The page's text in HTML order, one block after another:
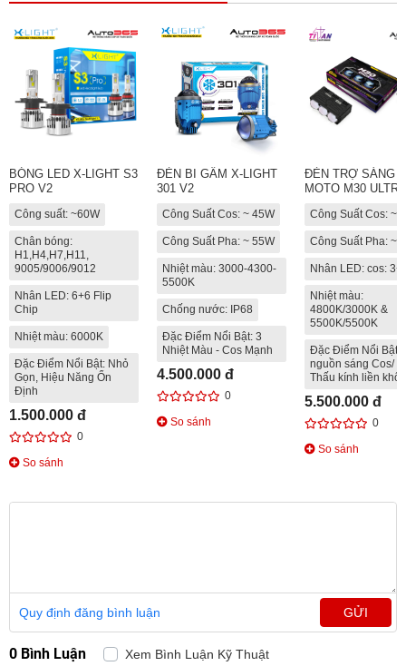
BÓNG LED X-LIGHT S3
PRO V2
Công suất: ~60W
Chân bóng:
H1,H4,H7,H11,
9005/9006/9012
Nhân LED: 6+6 Flip
Chip
Nhiệt màu: 6000K
Đặc Điểm Nổi Bật: Nhỏ
Gọn, Hiệu Năng Ổn
Định
1.500.000 đ
0
So sánh
ĐÈN BI GẦM X-LIGHT
301 V2
Công Suất Cos: ~ 45W
Công Suất Pha: ~ 55W
Nhiệt màu: 3000-4300-
5500K
Chống nước: IP68
Đặc Điểm Nổi Bật: 3
Nhiệt Màu - Cos Mạnh
4.500.000 đ
0
So sánh
ĐÈN TRỢ SÁNG
MOTO M30
Công Suất Cos:
Công Suất Pha:
Nhân LED: cos:
Nhiệt màu:
4800K/3000K &
5500K/5500K
Đặc Điểm Nổi Bật:
nguồn sáng Cos/
Thấu kính liền khối
5.500.000 đ
0
So sánh
Quy định đăng bình luận GỬI
0 Bình Luận Xem Bình Luận Kỹ Thuật